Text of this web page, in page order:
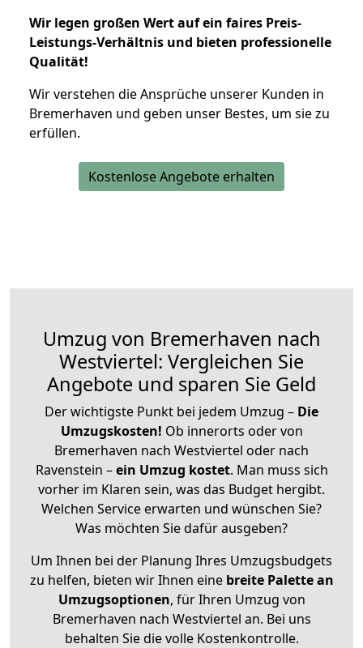
Wir legen großen Wert auf ein faires Preis-
Leistungs-Verhältnis und bieten professionelle
Qualität!
Wir verstehen die Ansprüche unserer Kunden in
Bremerhaven und geben unser Bestes, um sie zu
erfüllen.
Kostenlose Angebote erhalten
Umzug von Bremerhaven nach
Westviertel: Vergleichen Sie
Angebote und sparen Sie Geld
Der wichtigste Punkt bei jedem Umzug – Die
Umzugskosten! Ob innerorts oder von
Bremerhaven nach Westviertel oder nach
Ravenstein –ein Umzug kostet. Man muss sich
vorher im Klaren sein, was das Budget hergibt.
Welchen Service erwarten und wünschen Sie?
Was möchten Sie dafür ausgeben?
Um Ihnen bei der Planung Ihres Umzugsbudgets
zu helfen, bieten wir Ihnen eine breite Palette an
Umzugsoptionen, für Ihren Umzug von
Bremerhaven nach Westviertel an. Bei uns
behalten Sie die volle Kostenkontrolle.